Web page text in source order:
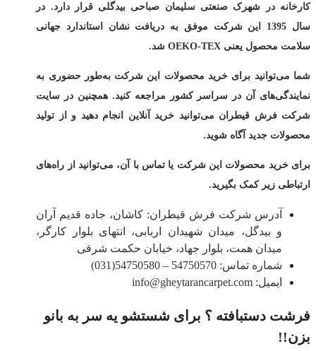
کارخانه در شهرک صنعتی سلیمان صباحی بیدگلی قرار دارد. در
سال 1395 این شرکت موفق به دریافت نشان استاندارد جهانی
سلامت محصول یعنی OEKO-TEX شد.
شما می‌توانید برای خرید محصولات این شرکت به‌طور حضوری به
نمایندگی‌های آن در سراسر کشور مراجعه کنید. همچنین در سایت
شرکت فرش قیطران می‌توانید خرید آنلاین انجام دهید و از تولید
محصولات جدید آگاه شوید.
برای خرید محصولات این شرکت یا تماس با آن، می‌توانید از راه‌های
ارتباطی زیر کمک بگیرید.
آدرس شرکت فرش قیطران: کاشان، جاده قدیم آران
و بیدگل، میدان شهیدان اربابی، انتهای بلوار کارگر،
میدان همت، بلوار جهاد، خیابان حکمت شرقی
شماره تماس: 54750570 – 54750580(031)
ایمیل: info@gheytarancarpet.com
فرشت دستبافته ؟ برای شستشو یه سر به بانو
بزن!!